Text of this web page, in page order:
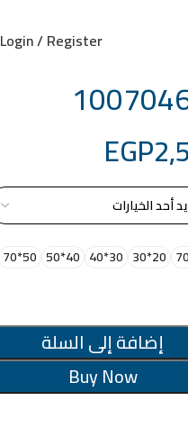
Login / Register
EGP
20*30
30*40
40*50
50*70
إضافة إلى السلة
Buy Now